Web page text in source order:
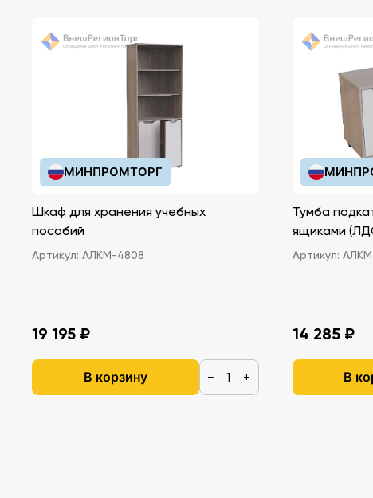
МИНПРОМТОРГ
Шкаф для хранения учебных
пособий
Артикул: АЛКМ-4808
19 195 ₽
В корзину − +
Тумба
Артикул:
14 285 ₽
В